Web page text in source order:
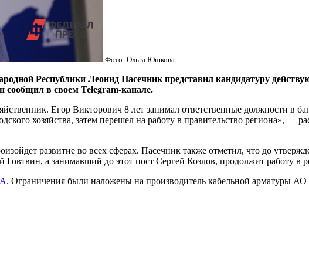
Фото: Ольга Юшкова
Республики Леонид Пасечник представил кандидатуру
сообщил в своем Telegram-канале.
Егор Викторович 8 лет занимал ответственные должности в
хозяйства, затем перешел на работу в правительство региона», —
развитие во всех сферах. Пасечник также отметил, что до
а занимавший до этот пост Сергей Козлов, продолжит работу в
. Ограничения были наложены на производитель кабельной арматуры АО